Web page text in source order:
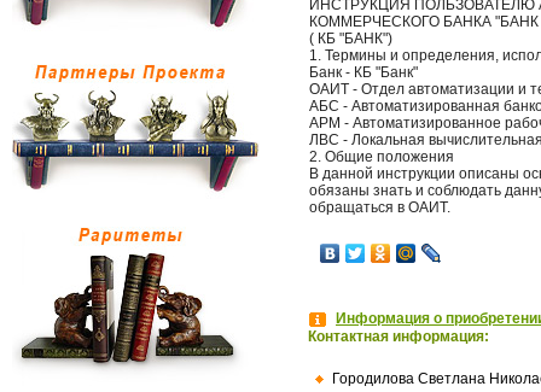
ИНСТРУКЦИЯ
КОММЕРЧЕСКОГО БАНКА "БАНК
( КБ "БАНК")
1. Термины и определения,
Банк - КБ "Банк"
ОАИТ - Отдел автоматизации и
АБС - Автоматизированная
АРМ - Автоматизированное
ЛВС - Локальная
2. Общие положения
В данной инструкции описаны
обязаны знать и соблюдать
обращаться в ОАИТ.
Информация о
Контактная информация:
Городилова Светлана